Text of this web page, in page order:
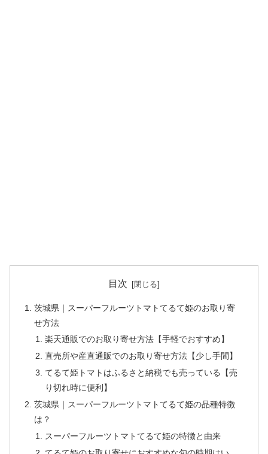
目次
茨城県｜スーパーフルーツトマトてるて姫のお取り寄
せ方法
楽天通販でのお取り寄せ方法【手軽でおすすめ】
直売所や産直通販でのお取り寄せ方法【少し手間】
てるて姫トマトはふるさと納税でも売っている【売
り切れ時に便利】
茨城県｜スーパーフルーツトマトてるて姫の品種特徴
は？
スーパーフルーツトマトてるて姫の特徴と由来